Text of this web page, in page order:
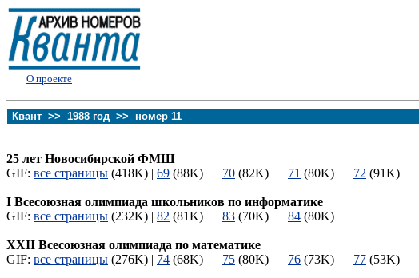
О проекте
Квант >> 1988 год >> номер 11
25 лет Новосибирской ФМШ
GIF: все страницы (418K) | 69 (88K) 70 (82K) 71 (80K) 72 (91K)
I Всесоюзная олимпиада школьников по информатике
GIF: все страницы (232K) | 82 (81K) 83 (70K) 84 (80K)
XXII Всесоюзная олимпиада по математике
GIF: все страницы (276K) | 74 (68K) 75 (80K) 76 (73K) 77 (53K)